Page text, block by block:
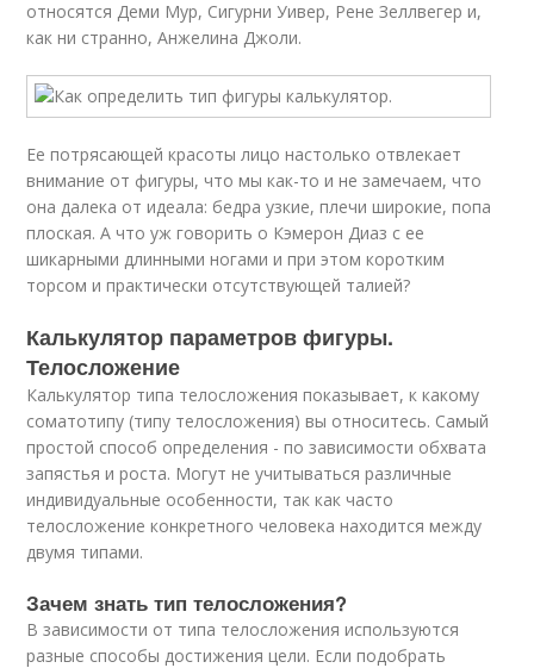
относятся Деми Мур, Сигурни Уивер, Рене Зеллвегер и,
как ни странно, Анжелина Джоли.
Ее потрясающей красоты лицо настолько отвлекает
внимание от фигуры, что мы как-то и не замечаем, что
она далека от идеала: бедра узкие, плечи широкие, попа
плоская. А что уж говорить о Кэмерон Диаз с ее
шикарными длинными ногами и при этом коротким
торсом и практически отсутствующей талией?
Калькулятор параметров фигуры.
Телосложение
Калькулятор типа телосложения показывает, к какому
соматотипу (типу телосложения) вы относитесь. Самый
простой способ определения - по зависимости обхвата
запястья и роста. Могут не учитываться различные
индивидуальные особенности, так как часто
телосложение конкретного человека находится между
двумя типами.
Зачем знать тип телосложения?
В зависимости от типа телосложения используются
разные способы достижения цели. Если подобрать